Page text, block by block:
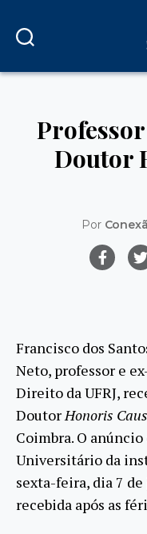
Doutor
Por
Francisco dos
Neto, professor e
Direito da UFRJ,
DoutorHonoris
Coimbra. O
Universitário da
sexta-feira, dia 7
recebida após as